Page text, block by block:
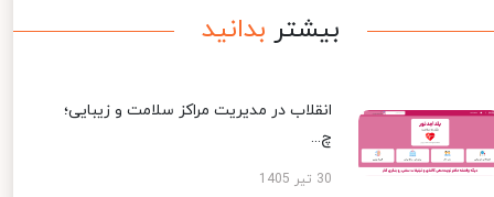
بیشتر بدانید
انقلاب در مدیریت مراکز سلامت و زیبایی؛
چ...
30 تیر 1405